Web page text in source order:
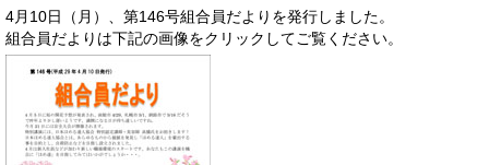
4月10日（月）、第146号組合員だよりを発行しました。
組合員だよりは下記の画像をクリックしてご覧ください。